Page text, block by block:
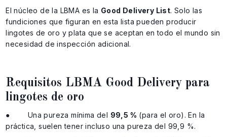
El núcleo de la LBMA es la Good Delivery List. Solo las
fundiciones que figuran en esta lista pueden producir
lingotes de oro y plata que se aceptan en todo el mundo sin
necesidad de inspección adicional.
Requisitos LBMA Good Delivery para
lingotes de oro
● Una pureza mínima del 99,5 % (para el oro). En la
práctica, suelen tener incluso una pureza del 99,9 %.